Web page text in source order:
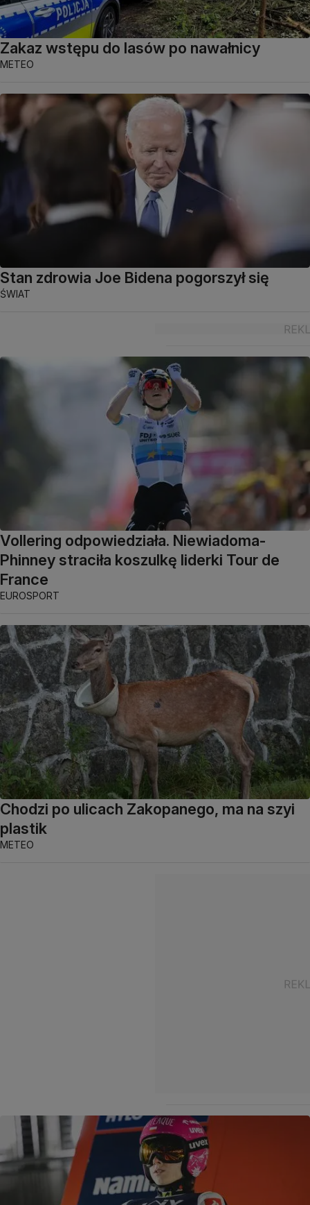
Zakaz wstępu do lasów po nawałnicy
METEO
Stan zdrowia Joe Bidena pogorszył się
ŚWIAT
Vollering odpowiedziała. Niewiadoma-
Phinney straciła koszulkę liderki Tour de
France
EUROSPORT
Chodzi po ulicach Zakopanego, ma na szyi
plastik
METEO